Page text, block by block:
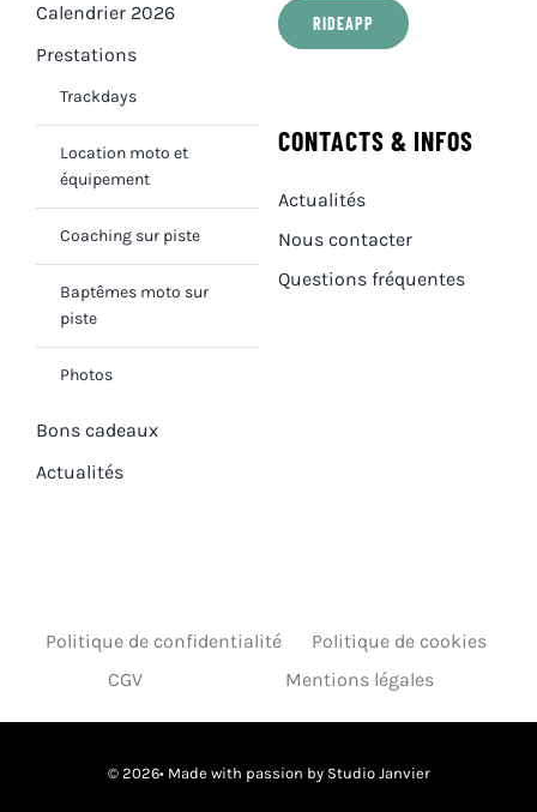
Calendrier 2026
Prestations
Trackdays
Location moto et
équipement
Coaching sur piste
Baptêmes moto sur
piste
Photos
Bons cadeaux
Actualités
RIDEAPP
CONTACTS & INFOS
Actualités
Nous contacter
Questions fréquentes
Politique de confidentialité
Politique de cookies
CGV
Mentions légales
© 2026• Made with passion by Studio Janvier